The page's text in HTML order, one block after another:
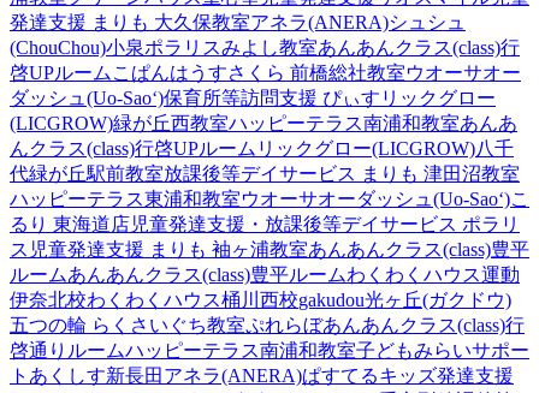
発達支援 まりも 大久保教室アネラ(ANERA)シュシュ
(ChouChou)小泉ポラリスみよし教室あんあんクラス(class)行
啓UPルーム こぱんはうすさくら 前橋総社教室ウオーサオー
ダッシュ(Uo-Sao‘)保育所等訪問支援 ぴぃす リックグロー
(LICGROW)緑が丘西教室ハッピーテラス南浦和教室あんあ
んクラス(class)行啓UPルーム リックグロー(LICGROW)八千
代緑が丘駅前教室放課後等デイサービス まりも 津田沼教室
ハッピーテラス東浦和教室ウオーサオーダッシュ(Uo-Sao‘)こ
るり 東海道店児童発達支援・放課後等デイサービス ポラリ
ス 児童発達支援 まりも 袖ヶ浦教室あんあんクラス(class)豊平
ルームあんあんクラス(class)豊平ルームわくわくハウス運動
伊奈北校わくわくハウス桶川西校gakudou光ヶ丘(ガクドウ)
五つの輪 らくさいぐち教室ぷれらぼあんあんクラス(class)行
啓通りルームハッピーテラス南浦和教室子どもみらいサポー
トあくしす新長田 アネラ(ANERA)ぱすてるキッズ発達支援